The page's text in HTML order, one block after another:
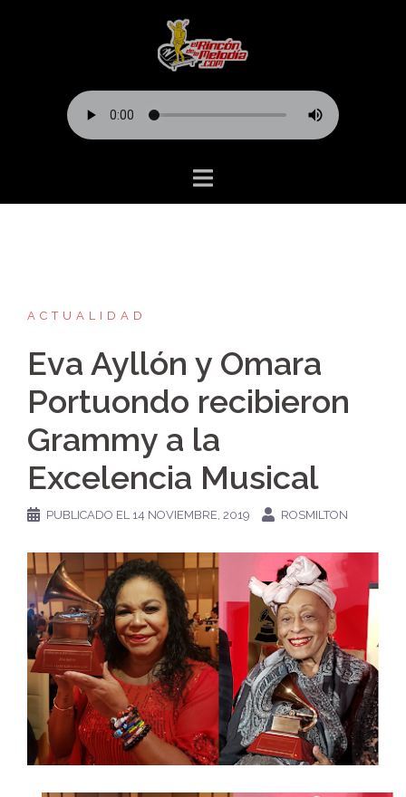
ACTUALIDAD
Eva Ayllón y Omara
Portuondo recibieron
Grammy a la
Excelencia Musical
PUBLICADO EL 14 NOVIEMBRE, 2019 ROSMILTON